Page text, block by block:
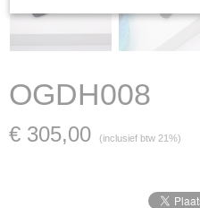
OGDH008
€ 305,00 (inclusief btw 21%)